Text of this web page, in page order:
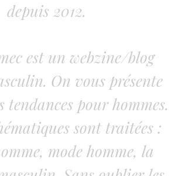
depuis 2012.
est un webzine/blog
On vous présente
tendances pour hommes.
sont traitées :
mode homme, la